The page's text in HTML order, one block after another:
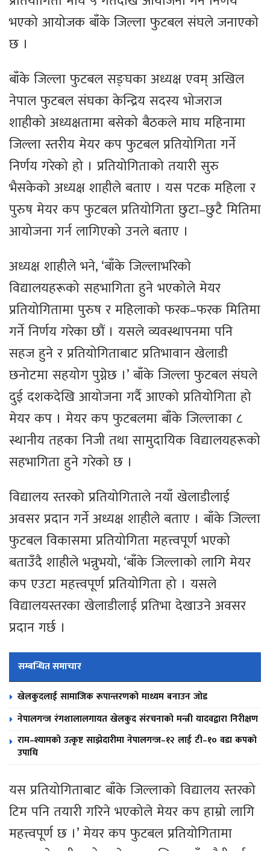
भएको आयोजक बाँके जिल्ला फुटबल संघले जनाएको
छ ।
बाँके जिल्ला फुटबल सङ्घका अध्यक्ष एवम् अखिल
नेपाल फुटबल संघका केन्द्रिय सदस्य भोजराज
शाहीको अध्यक्षतामा बसेको बैठकले माघ महिनामा
जिल्ला स्तरीय मेयर कप फुटबल प्रतियोगिता गर्ने
निर्णय गरेको हो । प्रतियोगिताको तयारी सुरु
भैसकेको अध्यक्ष शाहीले बताए । यस पटक महिला र
पुरुष मेयर कप फुटबल प्रतियोगिता छुटा–छुटै मितिमा
आयोजना गर्न लागिएको उनले बताए ।
अध्यक्ष शाहीले भने, ‘बाँके जिल्लाभरिको
विद्यालयहरूको सहभागिता हुने भएकोले मेयर
प्रतियोगितामा पुरुष र महिलाको फरक–फरक मितिमा
गर्ने निर्णय गरेका छौं । यसले व्यवस्थापनमा पनि
सहज हुने र प्रतियोगिताबाट प्रतिभावान खेलाडी
छनोटमा सहयोग पुग्नेछ ।’ बाँके जिल्ला फुटबल संघले
दुई दशकदेखि आयोजना गर्दै आएको प्रतियोगिता हो
मेयर कप । मेयर कप फुटबलमा बाँके जिल्लाका ८
स्थानीय तहका निजी तथा सामुदायिक विद्यालयहरूको
सहभागिता हुने गरेको छ ।
विद्यालय स्तरको प्रतियोगिताले नयाँ खेलाडीलाई
अवसर प्रदान गर्ने अध्यक्ष शाहीले बताए । बाँके जिल्ला
फुटबल विकासमा प्रतियोगिता महत्त्वपूर्ण भएको
बताउँदै शाहीले भन्नुभयो, ‘बाँके जिल्लाको लागि मेयर
कप एउटा महत्त्वपूर्ण प्रतियोगिता हो । यसले
विद्यालयस्तरका खेलाडीलाई प्रतिभा देखाउने अवसर
प्रदान गर्छ ।
सम्बन्धित समाचार
खेलकुदलाई सामाजिक रूपान्तरणको माध्यम बनाउन जोड
नेपालगन्ज रंगशालालगायत खेलकुद संरचनाको मन्त्री यादवद्वारा निरीक्षण
राम–श्यामको उत्कृष्ट साझेदारीमा नेपालगन्ज–१२ लाई टी–१० वडा कपको
उपाधि
यस प्रतियोगिताबाट बाँके जिल्लाको विद्यालय स्तरको
टिम पनि तयारी गरिने भएकोले मेयर कप हाम्रो लागि
महत्त्वपूर्ण छ ।’ मेयर कप फुटबल प्रतियोगितामा